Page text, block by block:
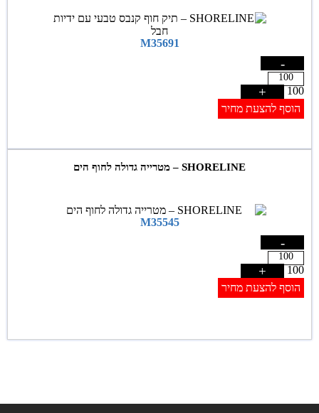
M35691
-
100
+
הוסף להצעת מחיר
SHORELINE – מטרייה גדולה לחוף הים
M35545
-
100
+
הוסף להצעת מחיר